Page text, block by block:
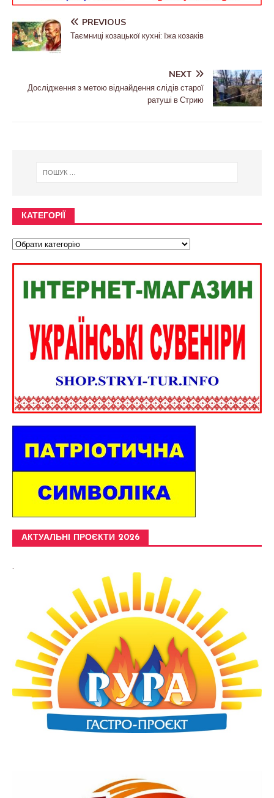
PREVIOUS
Таємниці козацької кухні: їжа козаків
NEXT
Дослідження з метою віднайдення слідів старої
ратуші в Стрию
КАТЕГОРІЇ
АКТУАЛЬНІ ПРОЄКТИ 2026